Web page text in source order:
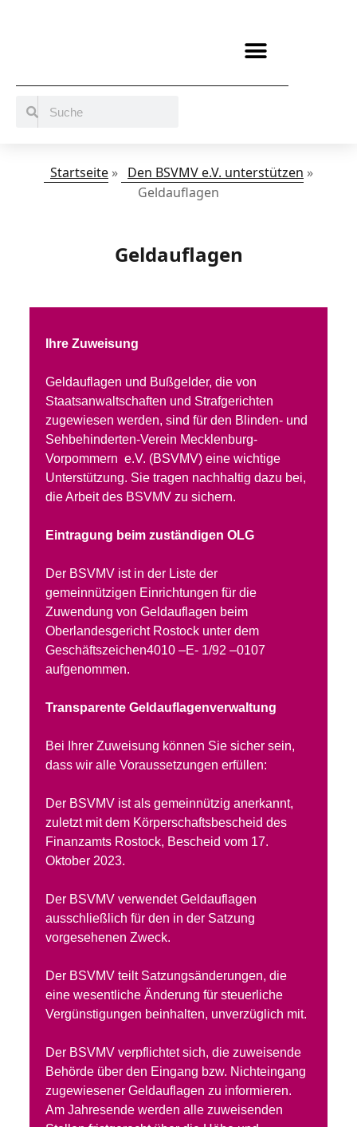
Startseite » Den BSVMV e.V. unterstützen »
Geldauflagen
Geldauflagen
Ihre Zuweisung
Geldauflagen und Bußgelder, die von
Staatsanwaltschaften und Strafgerichten
zugewiesen werden, sind für den Blinden- und
Sehbehinderten-Verein Mecklenburg-
Vorpommern e.V. (BSVMV) eine wichtige
Unterstützung. Sie tragen nachhaltig dazu bei,
die Arbeit des BSVMV zu sichern.
Eintragung beim zuständigen OLG
Der BSVMV ist in der Liste der
gemeinnützigen Einrichtungen für die
Zuwendung von Geldauflagen beim
Oberlandesgericht Rostock unter dem
Geschäftszeichen4010 –E- 1/92 –0107
aufgenommen.
Transparente Geldauflagenverwaltung
Bei Ihrer Zuweisung können Sie sicher sein,
dass wir alle Voraussetzungen erfüllen:
Der BSVMV ist als gemeinnützig anerkannt,
zuletzt mit dem Körperschaftsbescheid des
Finanzamts Rostock, Bescheid vom 17.
Oktober 2023.
Der BSVMV verwendet Geldauflagen
ausschließlich für den in der Satzung
vorgesehenen Zweck.
Der BSVMV teilt Satzungsänderungen, die
eine wesentliche Änderung für steuerliche
Vergünstigungen beinhalten, unverzüglich mit.
Der BSVMV verpflichtet sich, die zuweisende
Behörde über den Eingang bzw. Nichteingang
zugewiesener Geldauflagen zu informieren.
Am Jahresende werden alle zuweisenden